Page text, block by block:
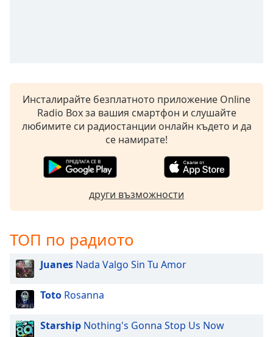
Инсталирайте безплатното приложение Online
Radio Box за вашия смартфон и слушайте
любимите си радиостанции онлайн където и да
се намирате!
други възможности
ТОП по радиото
Juanes Nada Valgo Sin Tu Amor
Toto Rosanna
Starship Nothing's Gonna Stop Us Now